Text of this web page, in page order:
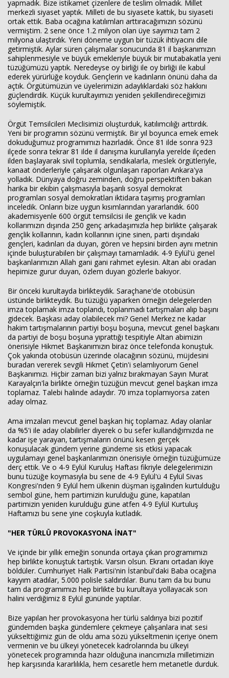
yapmadık. Bize istikamet çizenlere de teslim olmadık. Millet
merkezli siyaset yaptık. Milleti de bu siyasete kattık, bu siyaseti
ortak ettik. Baba ocağına katılımları arttıracağımızın sözünü
vermiştim. 2 sene önce 1.2 milyon olan üye sayımızı tam 2
milyona ulaştırdık. Yeni döneme uygun bir tüzük ihtiyacını dile
getirmiştik. Aylar süren çalışmalar sonucunda 81 il başkanımızın
sahiplenmesiyle ve büyük emekleriyle büyük bir mutabakatla yeni
tüzüğümüzü yaptık. Neredeyse oy birliği ile oy birliği ile kabul
ederek yürürlüğe koyduk. Gençlerin ve kadınların önünü daha da
açtık. Örgütümüzün ve üyelerimizin adaylıklardaki söz hakkını
güçlendirdik. Küçük kurultayımızı yeniden şekillendireceğimizi
söylemiştik.
Örgüt Temsilcileri Meclisimizi oluşturduk, katılımcılığı arttırdık.
Yeni bir programın sözünü vermiştik. Bir yıl boyunca emek emek
dokuduğumuz programımızı hazırladık. Önce 81 ilde sonra 923
ilçede sonra tekrar 81 ilde il danışma kurullarıyla yerelde ilçeden
ilden başlayarak sivil toplumla, sendikalarla, meslek örgütleriyle,
kanaat önderleriyle çalışarak olgunlaşan raporları Ankara'ya
yolladık. Dünyaya doğru zeminden, doğru perspektiften bakan
harika bir ekibin çalışmasıyla başarılı sosyal demokrat
programları sosyal demokratları iktidara taşımış programları
inceledik. Onların bize uygun kısımlarından yararlandık. 600
akademisyenle 600 örgüt temsilcisi ile gençlik ve kadın
kollarımızın dışında 250 genç arkadaşımızla hep birlikte çalışarak
gençlik kollarının, kadın kollarının içine sinen, parti dışındaki
gençleri, kadınları da duyan, gören ve hepsini birden aynı metnin
içinde buluşturabilen bir çalışmayı tamamladık. 4-9 Eylül'ü genel
başkanlarımızın Allah gani gani rahmet eylesin. Altan abi oradan
hepimize gurur duyan, özlem duyan gözlerle bakıyor.
Bir önceki kurultayda birlikteydik. Saraçhane'de otobüsün
üstünde birlikteydik. Bu tüzüğü yaparken örneğin delegelerden
imza toplamak imza toplandı, toplanmadı tartışmaları alıp başını
gidecek. Başkası aday olabilecek mi? Genel Merkez ne kadar
hakim tartışmalarının partiyi boşu boşuna, mevcut genel başkanı
da partiyi de boşu boşuna yıprattığı tespitiyle Altan abimizin
önerisiyle Hikmet Başkanımızın biraz önce telefonda konuştuk.
Çok yakında otobüsün üzerinde olacağının sözünü, müjdesini
buradan vererek sevgili Hikmet Çetin'i selamlıyorum Genel
Başkanımızı. Hiçbir zaman bizi yalnız bırakmayan Sayın Murat
Karayalçın'la birlikte örneğin tüzüğün mevcut genel başkan imza
toplamaz. Talebi halinde adaydır. 70 imza toplamıyorsa zaten
aday olmaz.
Ama imzaları mevcut genel başkan hiç toplamaz. Aday olanlar
da %5'i ile aday olabilirler diyerek o bu sefer kullandığımızda ne
kadar işe yarayan, tartışmaların önünü kesen gerçek
konuşulacak gündem yerine gündeme sis etkisi yapacak
uygulamayı genel başkanlarımızın önerisiyle örneğin tüzüğümüze
derç ettik. Ve o 4-9 Eylül Kuruluş Haftası fikriyle delegelerimizin
bunu tüzüğe koymasıyla bu sene de 4-9 Eylül'ü 4 Eylül Sivas
Kongresi'nden 9 Eylül hem ülkenin düşman işgalinden kurtulduğu
sembol güne, hem partimizin kurulduğu güne, kapatılan
partimizin yeniden kurulduğu güne atfen 4-9 Eylül Kurtuluş
Haftamızı bu sene yine coşkuyla kutladık.
"HER TÜRLÜ PROVOKASYONA İNAT"
Ve içinde bir yıllık emeğin sonunda ortaya çıkan programımızı
hep birlikte konuştuk tartıştık. Varsın olsun. Ekranı ortadan ikiye
böldüler. Cumhuriyet Halk Partisi'nin İstanbul'daki Baba ocağına
kayyım atadılar, 5.000 polisle saldırdılar. Bunu tam da bu bunu
tam da programımızı hep birlikte bu kurultaya yollayacak son
halini verdiğimiz 8 Eylül gününde yaptılar.
Bize yapılan her provokasyona her türlü saldırıya bizi pozitif
gündemden başka gündemlere çekmeye çalışanlara inat sesi
yükselttiğimiz gün de oldu ama sözü yükseltmenin içeriye önem
vermenin ve bu ülkeyi yönetecek kadrolarında bu ülkeyi
yönetecek programında hazır olduğuna inancımızla milletimizin
hep karşısında kararlılıkla, hem cesaretle hem metanetle durduk.